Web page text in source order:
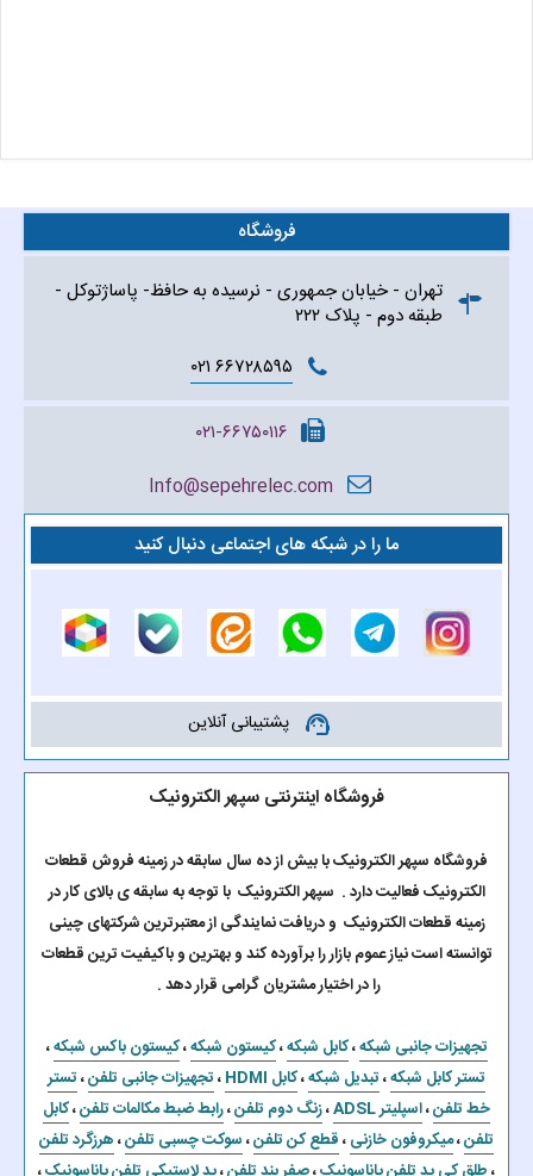
فروشگاه
تهران - خیابان جمهوری - نرسیده به حافظ- پاساژتوکل -
طبقه دوم - پلاک ۲۲۲
۶۶۷۲۸۵۹۵ ۰۲۱
۰۲۱-۶۶۷۵۰۱۱۶
Info@sepehrelec.com
ما را در شبکه های اجتماعی دنبال کنید
support_agent پشتیبانی آنلاین
فروشگاه اینترنتی سپهر الکترونیک
فروشگاه سپهر الکترونیک با بیش از ده سال سابقه در زمینه فروش قطعات
الکترونیک فعالیت دارد . سپهر الکترونیک با توجه به سابقه ی بالای کار در
زمینه قطعات الکترونیک و دریافت نمایندگی از معتبرترین شرکتهای چینی
توانسته است نیاز عموم بازار را برآورده کند و بهترین و باکیفیت ترین قطعات
را در اختیار مشتریان گرامی قرار دهد .
تجهیزات جانبی شبکه،کابل شبکه،کیستون شبکه،کیستون باکس شبکه،
تستر کابل شبکه،تبدیل شبکه،کابل HDMI ،تجهیزات جانبی تلفن،تستر
خط تلفن،اسپلیتر ADSL ،زنگ دوم تلفن،رابط ضبط مکالمات تلفن،کابل
تلفن،میکروفون خازنی،قطع کن تلفن،سوکت چسبی تلفن،هرزگرد تلفن
،طلق کی پد تلفن پاناسونیک،صفر بند تلفن،پد لاستیکی تلفن پاناسونیک،